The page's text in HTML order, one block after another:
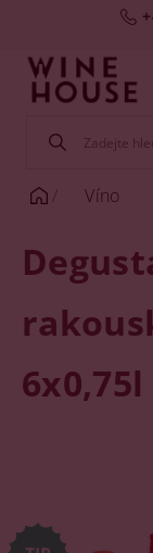
Víno
6x0,75l